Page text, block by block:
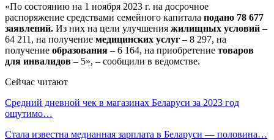
«По состоянию на 1 ноября 2023 г. на досрочное
распоряжение средствами семейного капитала подано 78 677
заявлений. Из них на цели улучшения жилищных условий –
64 211, на получение медицинских услуг – 8 297, на
получение образования – 6 164, на приобретение товаров
для инвалидов – 5», – сообщили в ведомстве.
Сейчас читают
Средний дневной чек в магазинах Беларуси за 2023 год
ощутимо…
Стала известна медианная зарплата в Беларуси — половина…